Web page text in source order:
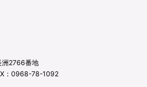
洲2766番地
：0968-78-1092